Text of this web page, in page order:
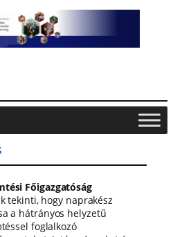
Főigazgatóság
tekinti, hogy naprakész
a hátrányos helyzetű
foglalkozó